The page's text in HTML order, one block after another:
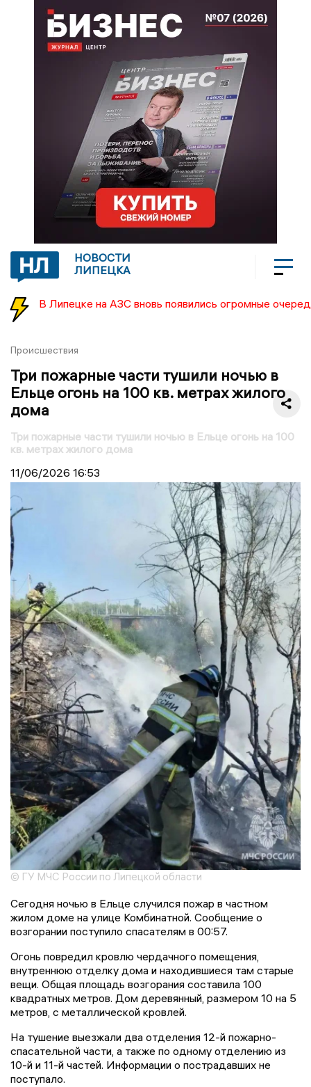
НОВОСТИ
ЛИПЕЦКА
В Липецке на АЗС вновь появились огромные
Происшествия
Три пожарные части тушили ночью в
Ельце огонь на 100 кв. метрах жилого
дома
Три пожарные части тушили ночью в Ельце огонь на 100
кв. метрах жилого дома
11/06/2026 16:53
© ГУ МЧС России по Липецкой области
Сегодня ночью в Ельце случился пожар в частном
жилом доме на улице Комбинатной. Сообщение о
возгорании поступило спасателям в 00:57.
Огонь повредил кровлю чердачного помещения,
внутреннюю отделку дома и находившиеся там старые
вещи. Общая площадь возгорания составила 100
квадратных метров. Дом деревянный, размером 10 на 5
метров, с металлической кровлей.
На тушение выезжали два отделения 12-й пожарно-
спасательной части, а также по одному отделению из
10-й и 11-й частей. Информации о пострадавших не
поступало.